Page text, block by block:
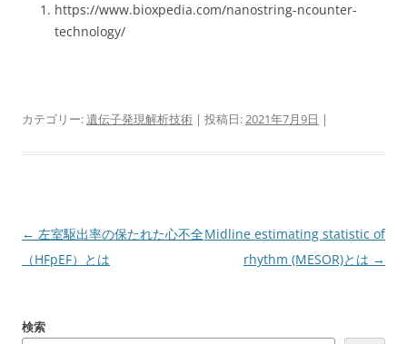
https://www.bioxpedia.com/nanostring-ncounter-
technology/
カテゴリー:遺伝子発現解析技術 | 投稿日:2021年7月9日 |
投
稿
ゲ
← 左室駆出率の保たれた心不全
（HFpEF）とは
Midline estimating statistic of
rhythm (MESOR)とは →
検索